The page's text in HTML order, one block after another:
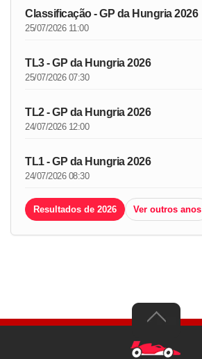
Classificação - GP da Hungria 2026
25/07/2026 11:00
TL3 - GP da Hungria 2026
25/07/2026 07:30
TL2 - GP da Hungria 2026
24/07/2026 12:00
TL1 - GP da Hungria 2026
24/07/2026 08:30
Resultados de 2026 Ver outros anos